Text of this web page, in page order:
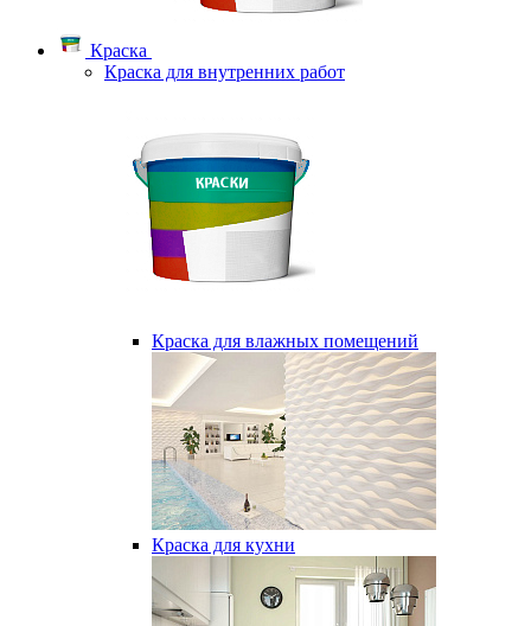
Краска
Краска для внутренних работ
Краска для влажных помещений
Краска для кухни